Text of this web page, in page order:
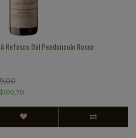
Refosco Dal Penduncolo Rosso